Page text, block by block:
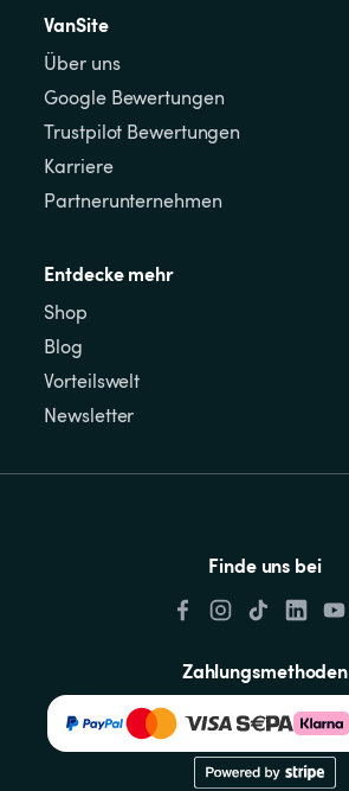
VanSite
Über uns
Google Bewertungen
Trustpilot Bewertungen
Karriere
Partnerunternehmen
Entdecke mehr
Shop
Blog
Vorteilswelt
Newsletter
Finde uns bei
Zahlungsmethoden